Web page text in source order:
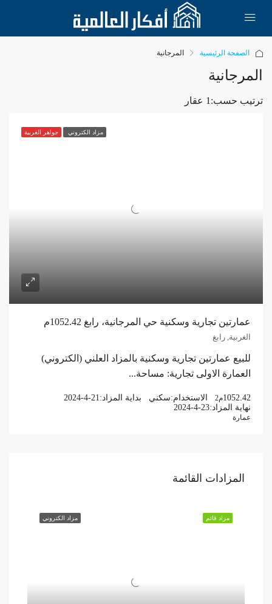
الصفحة الرئيسية المرجانية
المرجانية
1 عقار ترتيب حسب:
مزاد الكتروني جواهر الغربية
عمارتين تجارية وسكنية حي المرجانية، رابغ 1052.42م
الغربية, رابغ
للبيع عمارتين تجارية وسكنية بالمزاد العلني (الكتروني)
العمارة الاولى تجارية: مساحة...
1052.42م2 الاستخدام:سكني بداية المزاد: 2024-4-21
نهاية المزاد:2024-4-23
عمارة
المزادات القائمة
مزاد الكتروني مزاد قائم